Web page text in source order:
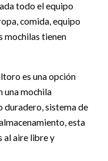
todo el equipo
comida, equipo
mochilas tienen
es una opción
una mochila
duradero, sistema de
esta
al aire libre y